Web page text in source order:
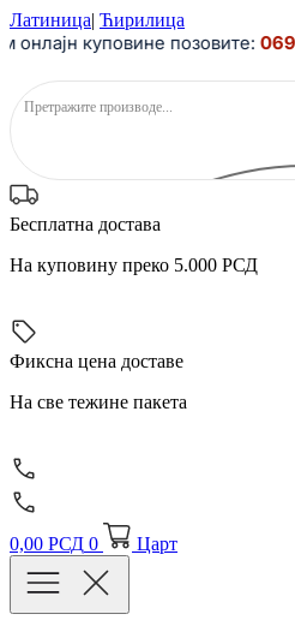
Скочите
на
Латиница| Ћирилица
куповине позовите:069/
Бесплатна достава
На куповину преко 5.000 РСД
Фиксна цена доставе
На све тежине пакета
0,00 РСД 0 Царт